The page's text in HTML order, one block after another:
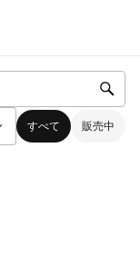
すべて 販売中